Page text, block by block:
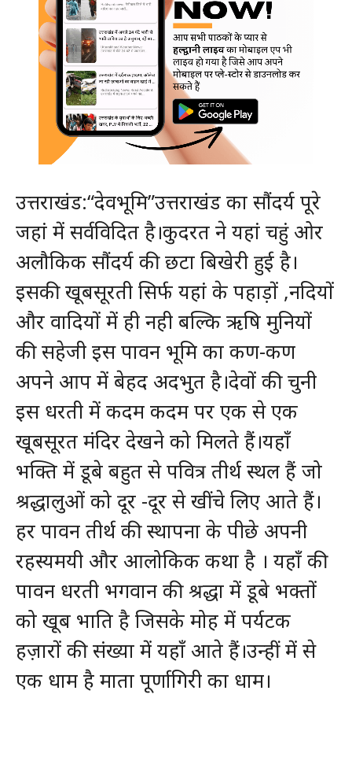
उत्तराखंड:“देवभूमि”उत्तराखंड का सौंदर्य पूरे
जहां में सर्वविदित है।कुदरत ने यहां चहुं ओर
अलौकिक सौंदर्य की छटा बिखेरी हुई है।
इसकी खूबसूरती सिर्फ यहां के पहाड़ों ,नदियों
और वादियों में ही नही बल्कि ऋषि मुनियों
की सहेजी इस पावन भूमि का कण-कण
अपने आप में बेहद अदभुत है।देवों की चुनी
इस धरती में कदम कदम पर एक से एक
खूबसूरत मंदिर देखने को मिलते हैं।यहाँ
भक्ति में डूबे बहुत से पवित्र तीर्थ स्थल हैं जो
श्रद्धालुओं को दूर -दूर से खींचे लिए आते हैं।
हर पावन तीर्थ की स्थापना के पीछे अपनी
रहस्यमयी और आलोकिक कथा है । यहाँ की
पावन धरती भगवान की श्रद्धा में डूबे भक्तों
को खूब भाति है जिसके मोह में पर्यटक
हज़ारों की संख्या में यहाँ आते हैं।उन्हीं में से
एक धाम है माता पूर्णागिरी का धाम।